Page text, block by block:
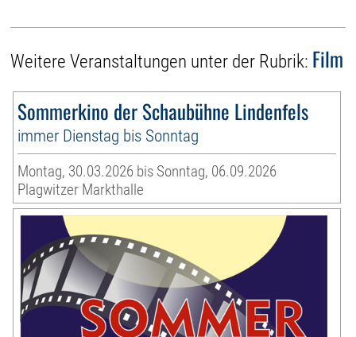
Weitere Veranstaltungen unter der Rubrik: Film
Sommerkino der Schaubühne Lindenfels
immer Dienstag bis Sonntag
Montag, 30.03.2026 bis Sonntag, 06.09.2026
Plagwitzer Markthalle